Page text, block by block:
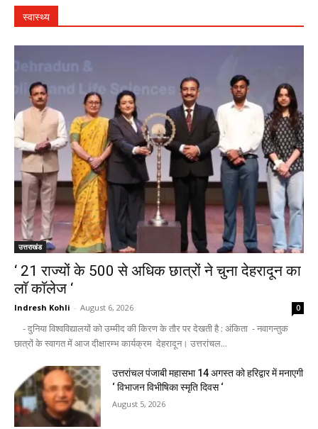
स्वास्थ्य
उत्तराखंड
‘ 21 राज्यों के 500 से अधिक छात्रों ने चुना देहरादून का
लाॅ काॅलेज ‘
Indresh Kohli - August 6, 2026 0
- दुनिया विश्वविद्यालयों को उम्मीद की किरण के तौर पर देखती है : अंकिता - नवागन्तुक
छात्रों के स्वागत में आज दीक्षारम्भ कार्यक्रम देहरादून। उत्तरांचल...
उत्तरांचल पंजाबी महासभा 14 अगस्त को हरिद्वार में मनाएगी
‘ विभाजन विभीषिका स्मृति दिवस ‘
August 5, 2026